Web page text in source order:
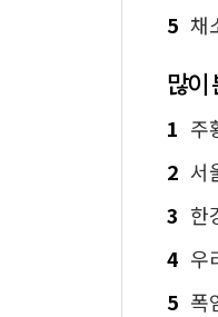
5 채소
많이
1 주황
2 서
3 한
4 우
5 폭